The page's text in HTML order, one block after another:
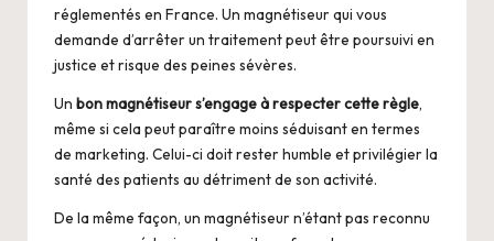
réglementés en France. Un magnétiseur qui vous
demande d’arrêter un traitement peut être poursuivi en
justice et risque des peines sévères.
Un bon magnétiseur s’engage à respecter cette règle,
même si cela peut paraître moins séduisant en termes
de marketing. Celui-ci doit rester humble et privilégier la
santé des patients au détriment de son activité.
De la même façon, un magnétiseur n’étant pas reconnu